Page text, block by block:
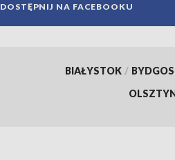
NA FACEBOOKU
BIAŁYSTOK /